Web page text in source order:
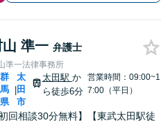
山 準一 弁護士
準一法律事務所
群
馬
県
|
太
田
市
太田駅 か
ら徒歩6分
営業時間：09:00~1
7:00（平日）
初回相談30分無料】【東武太田駅徒